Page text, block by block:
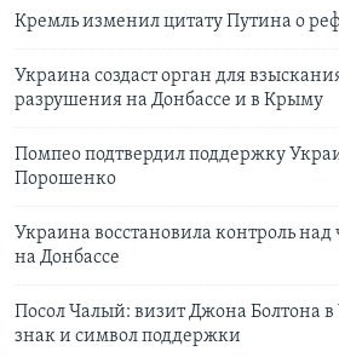
Кремль изменил цитату Путина о
Украина создаст орган для
разрушения на Донбассе и в Крыму
Помпео подтвердил поддержку
Порошенко
Украина восстановила контроль
на Донбассе
Посол Чалый: визит Джона Болтона
знак и символ поддержки